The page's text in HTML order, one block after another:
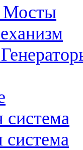
Мосты
система
система